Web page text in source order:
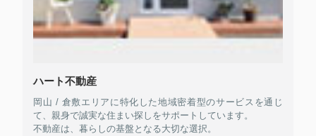
ハート不動産
岡山 / 倉敷エリアに特化した地域密着型のサービスを通じ
て、親身で誠実な住まい探しをサポートしています。
不動産は、暮らしの基盤となる大切な選択。